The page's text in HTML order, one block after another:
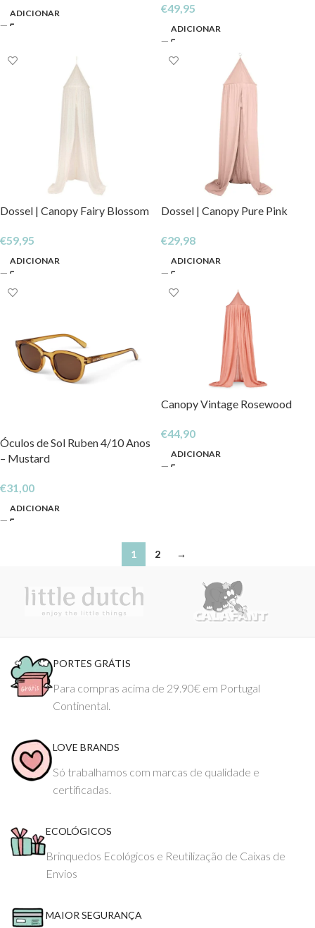
ADICIONAR €49,95
ADICIONAR
Dossel | Canopy Fairy Blossom
€59,95
ADICIONAR
Dossel | Canopy Pure Pink
€29,98
ADICIONAR
Óculos de Sol Ruben 4/10 Anos
– Mustard
€31,00
ADICIONAR
Canopy Vintage Rosewood
€44,90
ADICIONAR
1 2 →
PORTES GRÁTIS
Para compras acima de 29.90€ em Portugal
Continental.
LOVE BRANDS
Só trabalhamos com marcas de qualidade e
certificadas.
ECOLÓGICOS
Brinquedos Ecológicos e Reutilização de Caixas de
Envios
MAIOR SEGURANÇA